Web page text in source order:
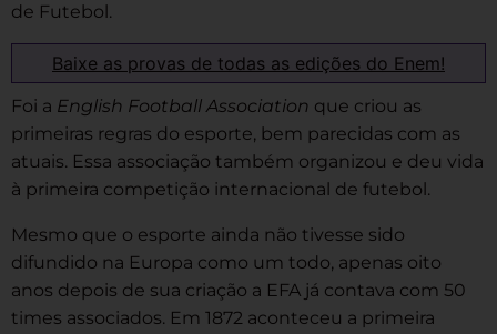
de Futebol.
Baixe as provas de todas as edições do Enem!
Foi a English Football Association que criou as
primeiras regras do esporte, bem parecidas com as
atuais. Essa associação também organizou e deu vida
à primeira competição internacional de futebol.
Mesmo que o esporte ainda não tivesse sido
difundido na Europa como um todo, apenas oito
anos depois de sua criação a EFA já contava com 50
times associados. Em 1872 aconteceu a primeira